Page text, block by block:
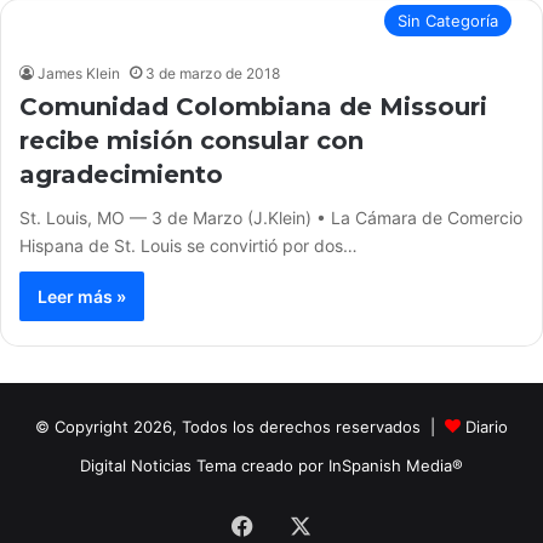
Sin Categoría
James Klein 3 de marzo de 2018
Comunidad Colombiana de Missouri
recibe misión consular con
agradecimiento
St. Louis, MO — 3 de Marzo (J.Klein) • La Cámara de Comercio
Hispana de St. Louis se convirtió por dos…
Leer más »
© Copyright 2026, Todos los derechos reservados |
Diario
Digital Noticias Tema creado por InSpanish Media®
Facebook